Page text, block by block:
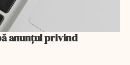
anunțul privind